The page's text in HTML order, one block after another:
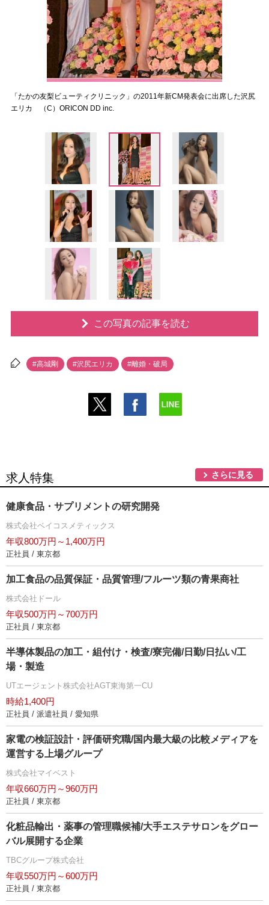
「たかの友梨ビューティクリニック」の2011年新CM発表会に出席した沢尻
エリカ （C）ORICON DD inc.
この写真の記事を読む
#高城剛 #沢尻エリカ #離婚・破局
求人特集 さらに見る
健康食品・サプリメントの研究開発
株式会社ベイコスメティックス
年収800万円～1,400万円
正社員 / 東京都
加工食品の品質保証・品質管理/フルーツ類の青果商社
株式会社ドール
年収500万円～700万円
正社員 / 東京都
半導体製品の加工・組付け・検査/寮完備/日勤/日払い/工
場・製造
UTエージェント株式会社AGT東海第一CU
時給1,400円
正社員 / 派遣社員 / 愛知県
家電の検証設計・評価研究職/国内最大級の比較メディアを
運営する上場グループ
株式会社マイベスト
年収660万円～960万円
正社員 / 東京都
化粧品輸出・薬事の管理職候補/大手エステサロンをグロー
バル展開する企業
TBCグループ株式会社
年収550万円～600万円
正社員 / 東京都